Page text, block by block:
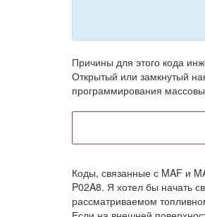
Причины для этого кода
Открытый или замкнутый
программирования
Коды, связанные с MAF и
P02A8. Я хотел бы начать
рассматриваемом